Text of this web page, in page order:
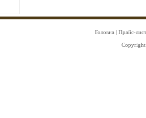
Головна | Прайс-лист